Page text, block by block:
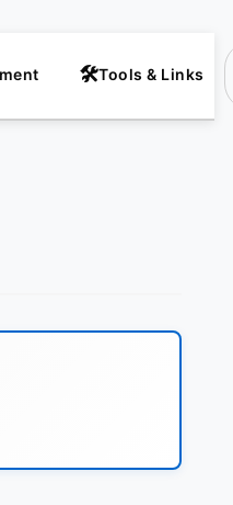
Tools & Links